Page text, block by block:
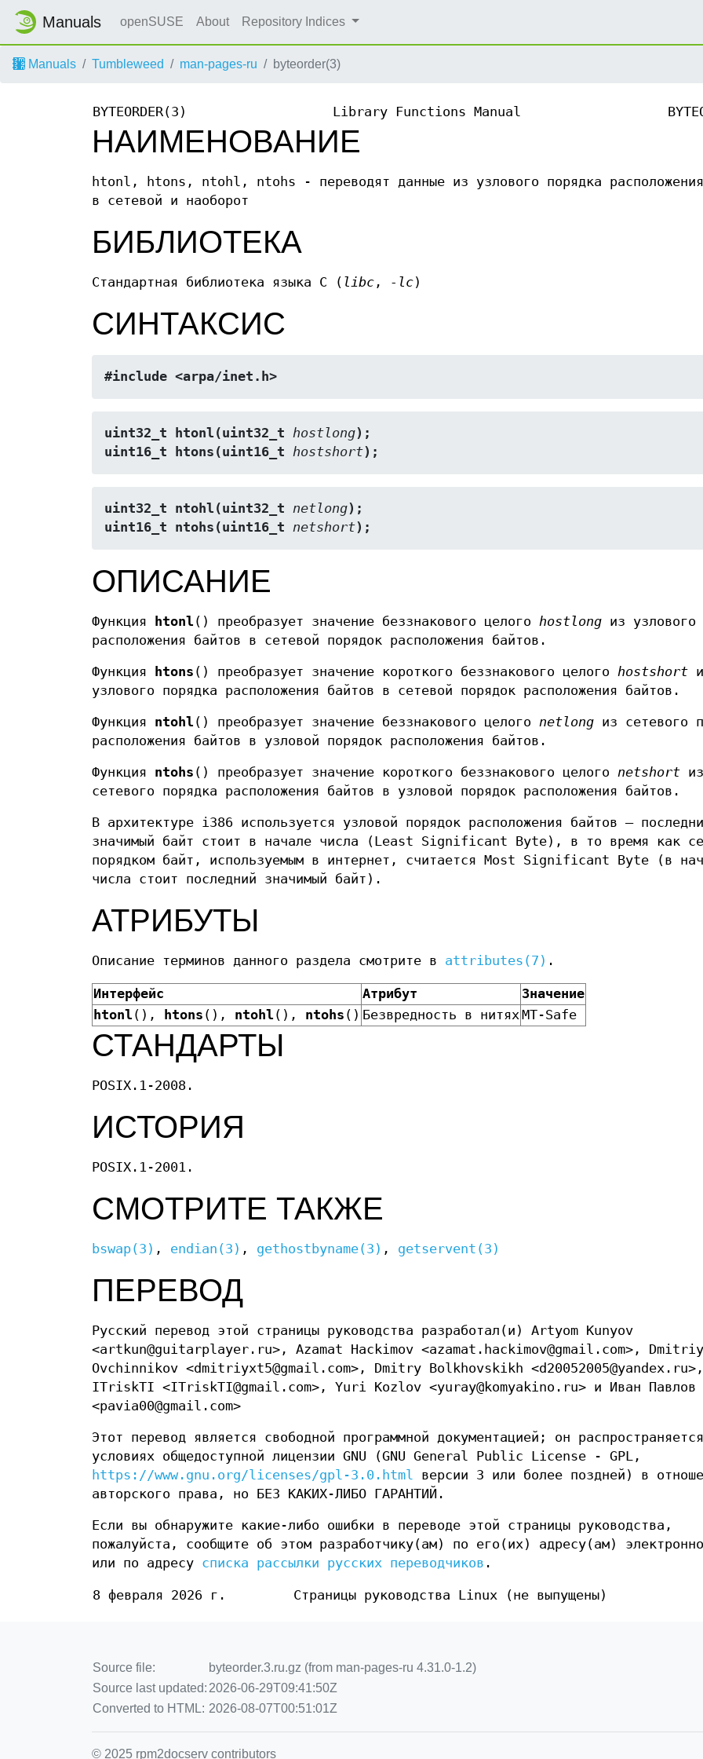
Manuals openSUSE About Repository Indices
Manuals Tumbleweed man-pages-ru byteorder(3)
BYTEORDER(3) Library Functions Manual
НАИМЕНОВАНИЕ
htonl, htons, ntohl, ntohs - переводят данные из узлового порядка
в сетевой и наоборот
БИБЛИОТЕКА
Стандартная библиотека языка C ( libc , -lc)
СИНТАКСИС
#include <arpa/inet.h>
uint32_t htonl(uint32_t hostlong);
uint16_t htons(uint16_t hostshort);
uint32_t ntohl(uint32_t netlong);
uint16_t ntohs(uint16_t netshort);
ОПИСАНИЕ
Функция htonl () преобразует значение беззнакового целого hostlong из узлового
расположения байтов в сетевой порядок расположения байтов.
Функция htons () преобразует значение короткого беззнакового целого hostshort
узлового порядка расположения байтов в сетевой порядок расположения байтов.
Функция ntohl () преобразует значение беззнакового целого netlong из сетевого
расположения байтов в узловой порядок расположения байтов.
Функция ntohs () преобразует значение короткого беззнакового целого netshort из
сетевого порядка расположения байтов в узловой порядок расположения байтов.
В архитектуре i386 используется узловой порядок расположения байтов —
значимый байт стоит в начале числа (Least Significant Byte), в то время как
порядком байт, используемым в интернет, считается Most Significant Byte (в
числа стоит последний значимый байт).
АТРИБУТЫ
Описание терминов данного раздела смотрите в attributes(7) .
Интерфейс Атрибут
Значение
htonl (), htons (), ntohl (), ntohs () Безвредность в нитях MT-Safe
СТАНДАРТЫ
POSIX.1-2008.
ИСТОРИЯ
POSIX.1-2001.
СМОТРИТЕ ТАКЖЕ
bswap(3) , endian(3) , gethostbyname(3) , getservent(3)
ПЕРЕВОД
Русский перевод этой страницы руководства разработал(и) Artyom Kunyov
<artkun@guitarplayer.ru>, Azamat Hackimov <azamat.hackimov@gmail.com>, Dmitriy
Ovchinnikov <dmitriyxt5@gmail.com>, Dmitry Bolkhovskikh <d20052005@yandex.ru>,
ITriskTI <ITriskTI@gmail.com>, Yuri Kozlov <yuray@komyakino.ru> и Иван Павлов
<pavia00@gmail.com>
Этот перевод является свободной программной документацией; он
условиях общедоступной лицензии GNU (GNU General Public License - GPL,
https://www.gnu.org/licenses/gpl-3.0.html версии 3 или более поздней) в
авторского права, но БЕЗ КАКИХ-ЛИБО ГАРАНТИЙ.
Если вы обнаружите какие-либо ошибки в переводе этой страницы руководства,
пожалуйста, сообщите об этом разработчику(ам) по его(их) адресу(ам)
или по адресу списка рассылки русских переводчиков .
8 февраля 2026 г. Страницы руководства Linux (не выпущены)
Source file:
byteorder.3.ru.gz (from man-pages-ru 4.31.0-1.2)
Source last updated: 2026-06-29T09:41:50Z
Converted to HTML: 2026-08-07T00:51:01Z
© 2025 rpm2docserv contributors